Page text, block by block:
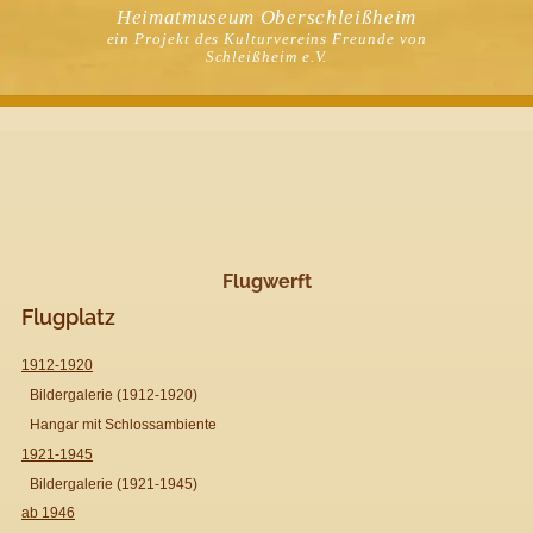
Heimatmuseum Oberschleißheim
ein Projekt des Kulturvereins Freunde von
Schleißheim e.V.
Flugwerft
Flugplatz
1912-1920
Bildergalerie (1912-1920)
Hangar mit Schlossambiente
1921-1945
Bildergalerie (1921-1945)
ab 1946